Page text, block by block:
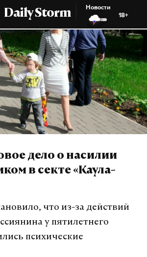
Daily Storm
Новости
18+
дело о насилии
в секте «Каула-
что из-за действий
у пятилетнего
психические